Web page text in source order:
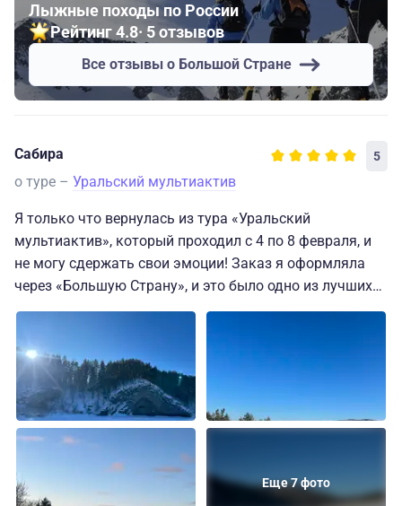
Лыжные походы по России
Рейтинг 4.8· 5 отзывов
Все отзывы о Большой Стране
Сабира 5
о туре – Уральский мультиактив
Я только что вернулась из тура «Уральский
мультиактив», который проходил с 4 по 8 февраля, и
не могу сдержать свои эмоции! Заказ я оформляла
через «Большую Страну», и это было одно из лучших
решений, которые я приняла. Огромная благодарность
команде операторов и особенно менеджеру
Анастасии, которая помогла мне выбрать и
забронировать этот замечательный тур. Она была
всегда на связи, отвечая на все мои вопросы, что
сделало подготовку к путешествию более комфортной
и приятной.
Турбаза, на которой мы остановились, превзошла все
ожидания. Здесь было тепло и уютно, а чистота была
Еще 7 фото